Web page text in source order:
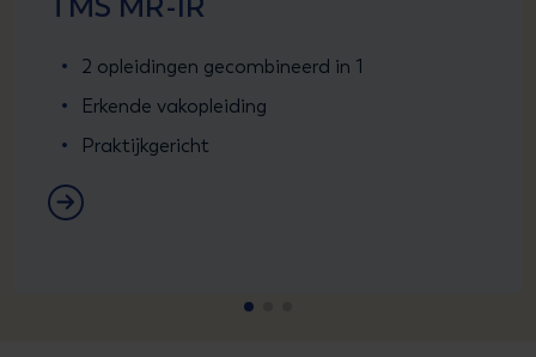
2 opleidingen gecombineerd in 1
Erkende vakopleiding
Praktijkgericht
TMS - Meet- en regeltoepassingen en Industriële